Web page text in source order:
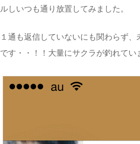
ルしいつも通り放置してみました。
１通も返信していないにも関わらず
です・・！！大量にサクラが釣れてい